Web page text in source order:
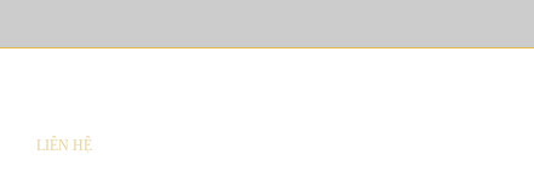
LIÊN HỆ